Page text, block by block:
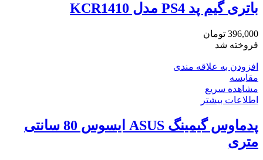
باتری گیم پد PS4 مدل KCR1410
396,000 تومان
فروخته شد
افزودن به علاقه مندی
مقایسه
مشاهده سریع
اطلاعات بیشتر
پدماوس گیمینگ ASUS ایسوس 80 سانتی
متری